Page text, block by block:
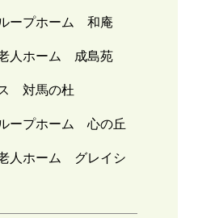
ープホーム 和庵
人ホーム 成島苑
対馬の杜
ープホーム 心の丘
人ホーム グレイシ